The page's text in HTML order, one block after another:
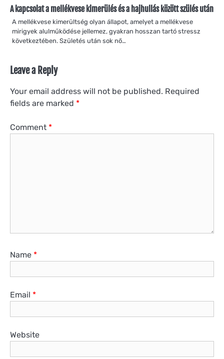
A kapcsolat a mellékvese kimerülés és a hajhullás között szülés után
A mellékvese kimerültség olyan állapot, amelyet a mellékvese
mirigyek alulműködése jellemez, gyakran hosszan tartó stressz
következtében. Születés után sok nő…
Leave a Reply
Your email address will not be published. Required
fields are marked *
Comment *
Name *
Email *
Website